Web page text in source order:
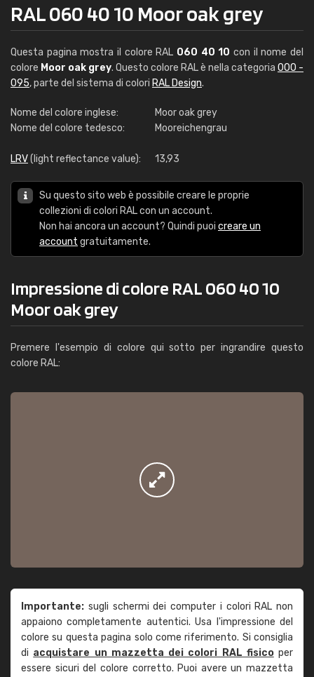
RAL 060 40 10 Moor oak grey
Questa pagina mostra il colore RAL 060 40 10 con il nome del
colore Moor oak grey. Questo colore RAL è nella categoria 000 -
095, parte del sistema di colori RAL Design.
Nome del colore inglese:
Moor oak grey
Nome del colore tedesco:
Mooreichengrau
LRV(light reflectance value): 13,93
Su questo sito web è possibile creare le proprie
collezioni di colori RAL con un account.
Non hai ancora un account? Quindi puoi creare un
account gratuitamente.
Impressione di colore RAL 060 40 10
Moor oak grey
Premere l'esempio di colore qui sotto per ingrandire questo
colore RAL:
Importante: sugli schermi dei computer i colori RAL non
appaiono completamente autentici. Usa l'impressione del
colore su questa pagina solo come riferimento. Si consiglia
di acquistare un mazzetta dei colori RAL fisicoper
essere sicuri del colore corretto. Puoi avere un mazzetta